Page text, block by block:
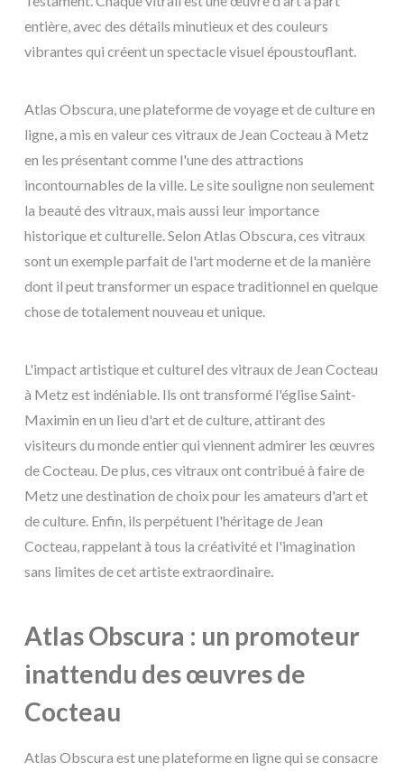
entière, avec des détails minutieux et des couleurs
vibrantes qui créent un spectacle visuel époustouflant.
Atlas Obscura, une plateforme de voyage et de culture en
ligne, a mis en valeur ces vitraux de Jean Cocteau à Metz
en les présentant comme l'une des attractions
incontournables de la ville. Le site souligne non seulement
la beauté des vitraux, mais aussi leur importance
historique et culturelle. Selon Atlas Obscura, ces vitraux
sont un exemple parfait de l'art moderne et de la manière
dont il peut transformer un espace traditionnel en quelque
chose de totalement nouveau et unique.
L'impact artistique et culturel des vitraux de Jean Cocteau
à Metz est indéniable. Ils ont transformé l'église Saint-
Maximin en un lieu d'art et de culture, attirant des
visiteurs du monde entier qui viennent admirer les œuvres
de Cocteau. De plus, ces vitraux ont contribué à faire de
Metz une destination de choix pour les amateurs d'art et
de culture. Enfin, ils perpétuent l'héritage de Jean
Cocteau, rappelant à tous la créativité et l'imagination
sans limites de cet artiste extraordinaire.
Atlas Obscura : un promoteur
inattendu des œuvres de
Cocteau
Atlas Obscura est une plateforme en ligne qui se consacre